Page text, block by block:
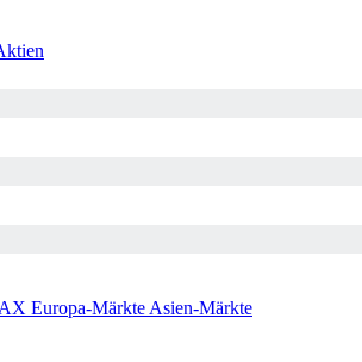
Europa-Märkte Asien-Märkte